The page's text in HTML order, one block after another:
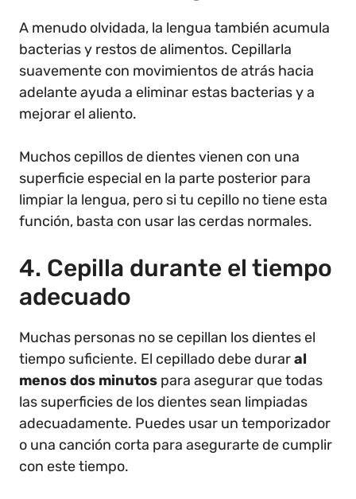
A menudo olvidada, la lengua también acumula
bacterias y restos de alimentos. Cepillarla
suavemente con movimientos de atrás hacia
adelante ayuda a eliminar estas bacterias y a
mejorar el aliento.
Muchos cepillos de dientes vienen con una
superficie especial en la parte posterior para
limpiar la lengua, pero si tu cepillo no tiene esta
función, basta con usar las cerdas normales.
4. Cepilla durante el tiempo
adecuado
Muchas personas no se cepillan los dientes el
tiempo suficiente. El cepillado debe duraral
menos dos minutos para asegurar que todas
las superficies de los dientes sean limpiadas
adecuadamente. Puedes usar un temporizador
o una canción corta para asegurarte de cumplir
con este tiempo.